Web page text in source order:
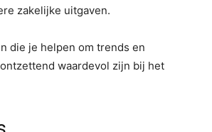
zakelijke uitgaven.
die je helpen om trends en
waardevol zijn bij het